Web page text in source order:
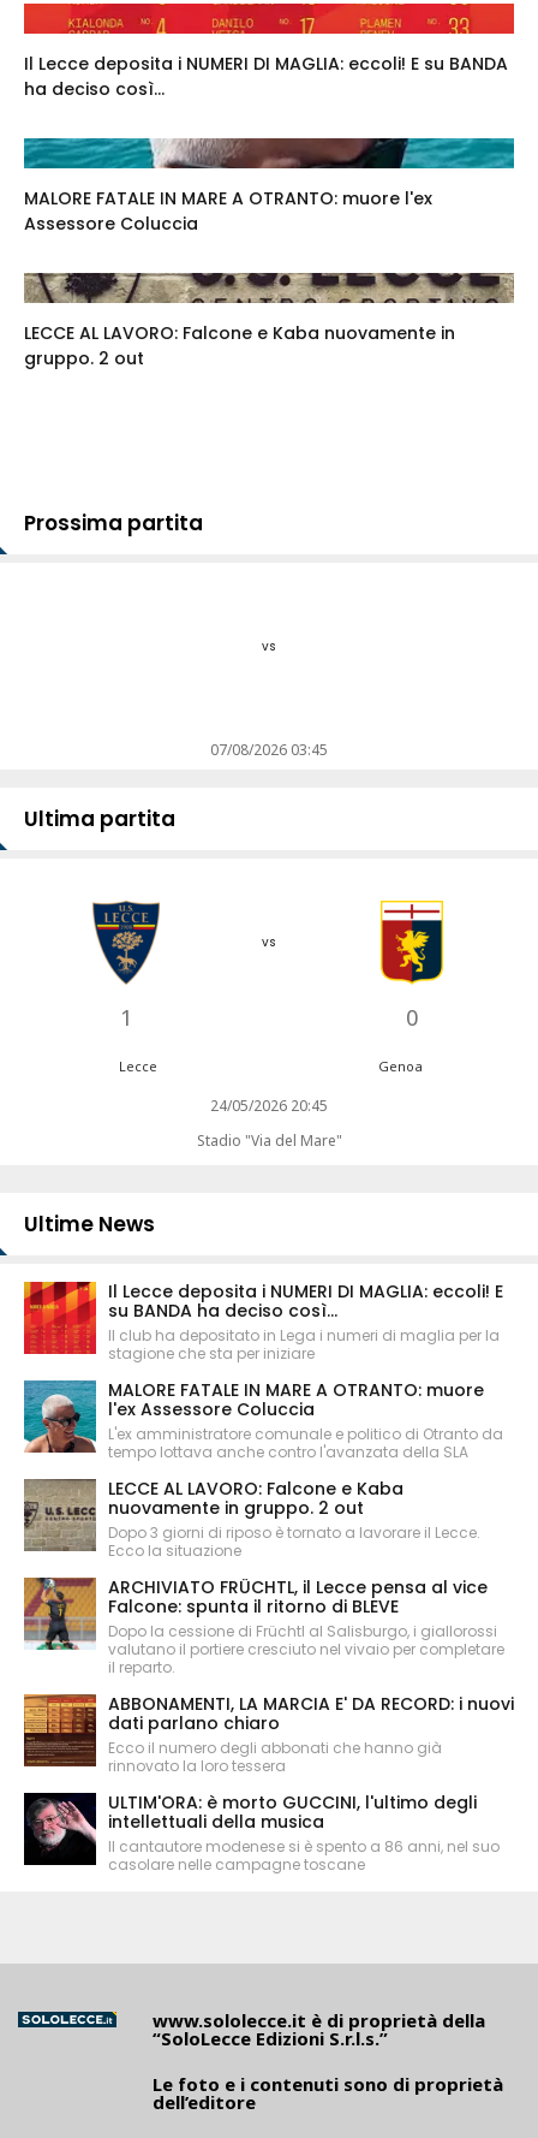
Il Lecce deposita i NUMERI DI MAGLIA: eccoli! E su BANDA
ha deciso così...
MALORE FATALE IN MARE A OTRANTO: muore l'ex
Assessore Coluccia
LECCE AL LAVORO: Falcone e Kaba nuovamente in
gruppo. 2 out
Prossima partita
vs
07/08/2026 03:45
Ultima partita
1
vs
0
Lecce Genoa
24/05/2026 20:45
Stadio "Via del Mare"
Ultime News
Il Lecce deposita i NUMERI DI MAGLIA: eccoli! E
su BANDA ha deciso così...
Il club ha depositato in Lega i numeri di maglia per la
stagione che sta per iniziare
MALORE FATALE IN MARE A OTRANTO: muore
l'ex Assessore Coluccia
L'ex amministratore comunale e politico di Otranto da
tempo lottava anche contro l'avanzata della SLA
LECCE AL LAVORO: Falcone e Kaba
nuovamente in gruppo. 2 out
Dopo 3 giorni di riposo è tornato a lavorare il Lecce.
Ecco la situazione
ARCHIVIATO FRÜCHTL, il Lecce pensa al vice
Falcone: spunta il ritorno di BLEVE
Dopo la cessione di Früchtl al Salisburgo, i giallorossi
valutano il portiere cresciuto nel vivaio per completare
il reparto.
ABBONAMENTI, LA MARCIA E' DA RECORD: i nuovi
dati parlano chiaro
Ecco il numero degli abbonati che hanno già
rinnovato la loro tessera
ULTIM'ORA: è morto GUCCINI, l'ultimo degli
intellettuali della musica
Il cantautore modenese si è spento a 86 anni, nel suo
casolare nelle campagne toscane
www.sololecce.it è di proprietà della
“SoloLecce Edizioni S.r.l.s.”
Le foto e i contenuti sono di proprietà
dell’editore